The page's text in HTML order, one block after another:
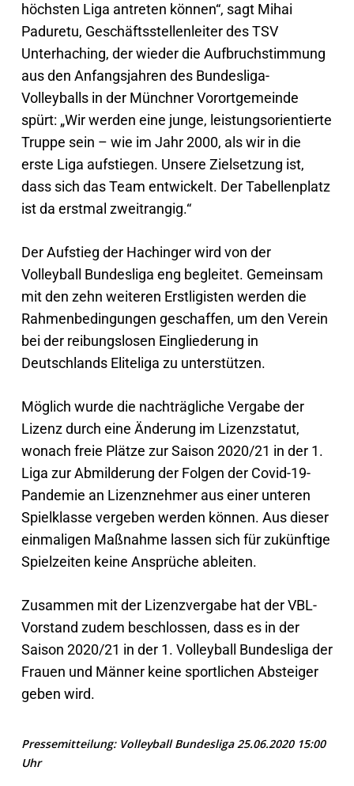
höchsten Liga antreten können“, sagt Mihai
Paduretu, Geschäftsstellenleiter des TSV
Unterhaching, der wieder die Aufbruchstimmung
aus den Anfangsjahren des Bundesliga-
Volleyballs in der Münchner Vorortgemeinde
spürt: „Wir werden eine junge, leistungsorientierte
Truppe sein – wie im Jahr 2000, als wir in die
erste Liga aufstiegen. Unsere Zielsetzung ist,
dass sich das Team entwickelt. Der Tabellenplatz
ist da erstmal zweitrangig.“
Der Aufstieg der Hachinger wird von der
Volleyball Bundesliga eng begleitet. Gemeinsam
mit den zehn weiteren Erstligisten werden die
Rahmenbedingungen geschaffen, um den Verein
bei der reibungslosen Eingliederung in
Deutschlands Eliteliga zu unterstützen.
Möglich wurde die nachträgliche Vergabe der
Lizenz durch eine Änderung im Lizenzstatut,
wonach freie Plätze zur Saison 2020/21 in der 1.
Liga zur Abmilderung der Folgen der Covid-19-
Pandemie an Lizenznehmer aus einer unteren
Spielklasse vergeben werden können. Aus dieser
einmaligen Maßnahme lassen sich für zukünftige
Spielzeiten keine Ansprüche ableiten.
Zusammen mit der Lizenzvergabe hat der VBL-
Vorstand zudem beschlossen, dass es in der
Saison 2020/21 in der 1. Volleyball Bundesliga der
Frauen und Männer keine sportlichen Absteiger
geben wird.
Pressemitteilung: Volleyball Bundesliga 25.06.2020 15:00
Uhr